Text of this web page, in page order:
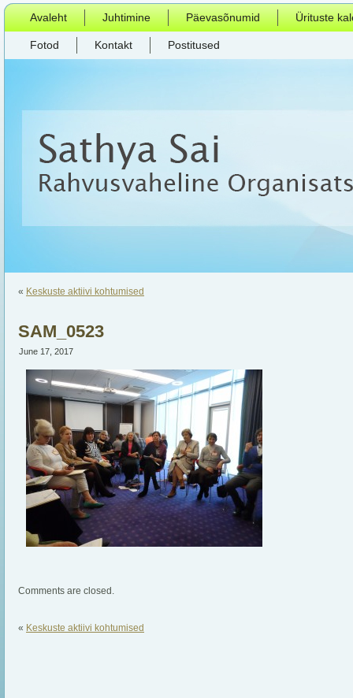
Avaleht Juhtimine Päevasõnumid Ürituste
Fotod Kontakt Postitused
« Keskuste aktiivi kohtumised
SAM_0523
June 17, 2017
Comments are closed.
« Keskuste aktiivi kohtumised